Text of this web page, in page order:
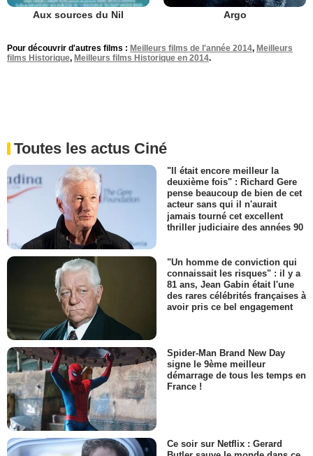
Aux sources du Nil Argo
Pour découvrir d'autres films : Meilleurs films de l'année 2014, Meilleurs
films Historique, Meilleurs films Historique en 2014.
Toutes les actus Ciné
"Il était encore meilleur la
deuxième fois" : Richard Gere
pense beaucoup de bien de cet
acteur sans qui il n'aurait
jamais tourné cet excellent
thriller judiciaire des années 90
"Un homme de conviction qui
connaissait les risques" : il y a
81 ans, Jean Gabin était l'une
des rares célébrités françaises à
avoir pris ce bel engagement
Spider-Man Brand New Day
signe le 9ème meilleur
démarrage de tous les temps en
France !
Ce soir sur Netflix : Gerard